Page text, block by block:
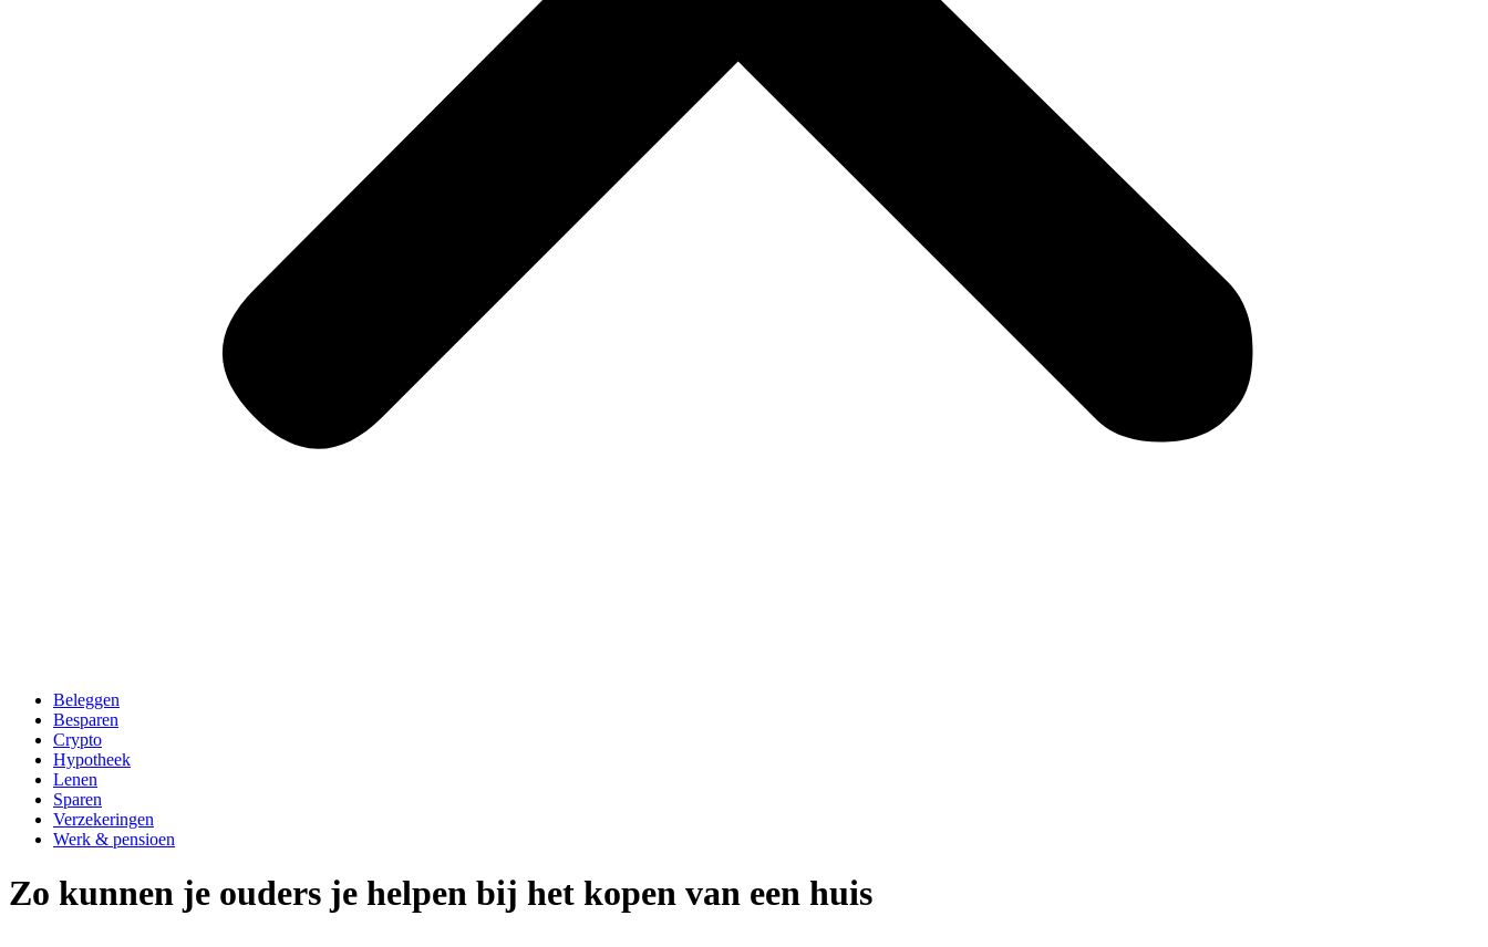
Beleggen
Besparen
Crypto
Hypotheek
Lenen
Sparen
Verzekeringen
Werk & pensioen
Zo kunnen je ouders je helpen bij het kopen van een huis